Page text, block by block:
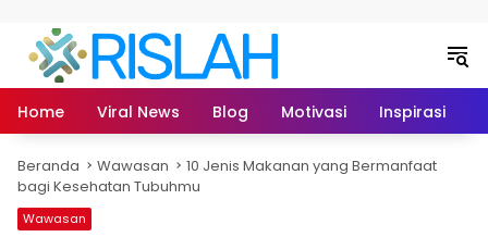
Home Viral News Blog Motivasi Inspirasi
Beranda Wawasan
10 Jenis Makanan yang Bermanfaat
bagi Kesehatan Tubuhmu
Wawasan